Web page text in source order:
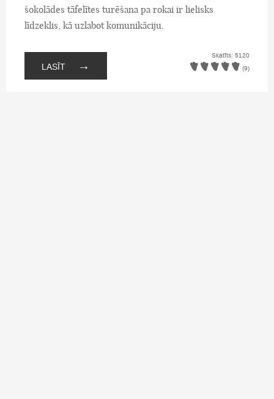
šokolādes tāfelītes turēšana pa rokai ir lielisks
līdzeklis, kā uzlabot komunikāciju.
LASĪT →
Skatīts: 5120
(9)